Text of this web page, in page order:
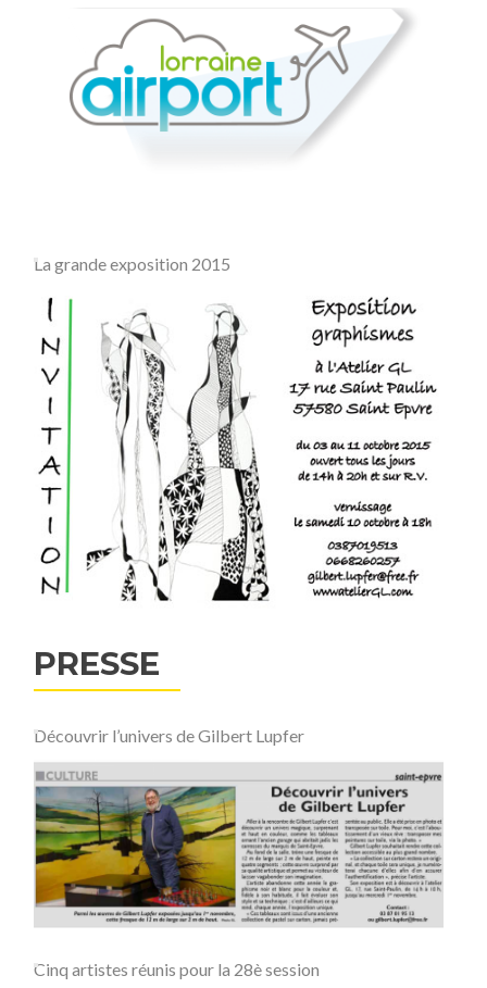
La grande exposition 2015
PRESSE
Découvrir l’univers de Gilbert Lupfer
Cinq artistes réunis pour la 28è session